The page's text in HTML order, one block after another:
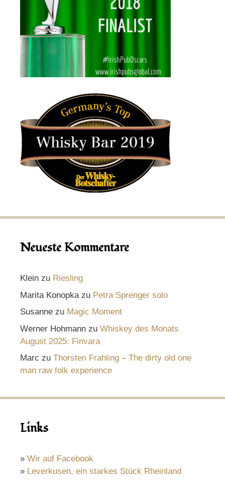
Neueste Kommentare
Klein zu Riesling
Marita Konopka zu Petra Sprenger solo
Susanne zu Magic Moment
Werner Hohmann zu Whiskey des Monats
August 2025: Finvara
Marc zu Thorsten Frahling – The dirty old one
man raw folk experience
Links
» Wir auf Facebook
» Leverkusen, ein starkes Stück Rheinland